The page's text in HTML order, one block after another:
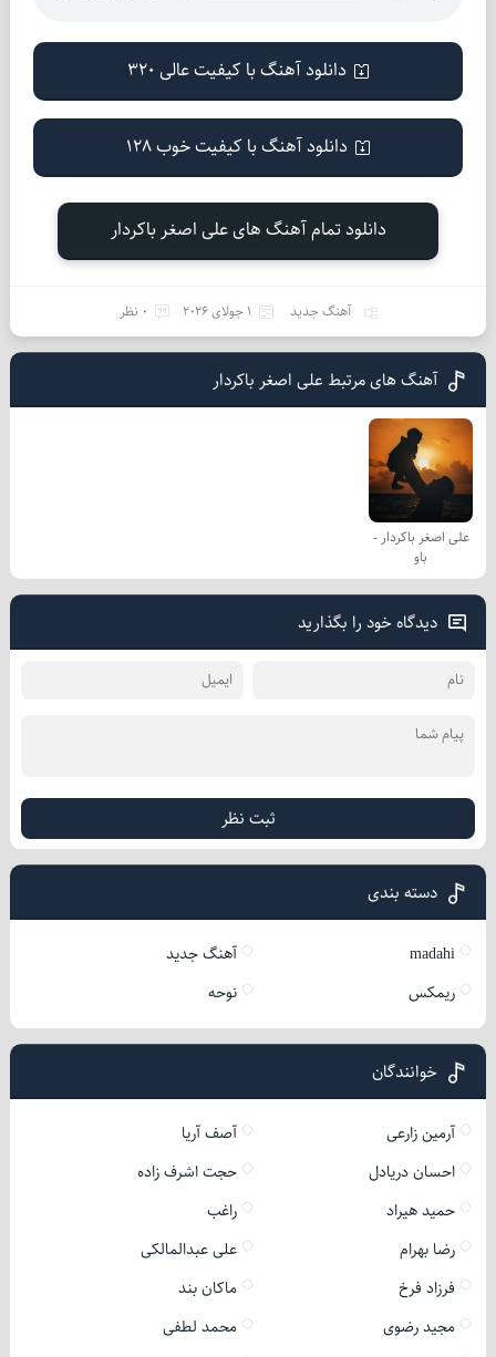
دانلود آهنگ با کیفیت عالی 320
دانلود آهنگ با کیفیت خوب 128
دانلود تمام آهنگ های علی اصغر باکردار
آهنگ جدید 1 جولای 2026 0 نظر
آهنگ های مرتبط علی اصغر باکردار
علی اصغر باکردار -
باو
دیدگاه خود را بگذارید
ثبت نظر
دسته بندی
madahi
آهنگ جدید
ریمکس
نوحه
خوانندگان
آرمین زارعی
آصف آریا
احسان دریادل
حجت اشرف زاده
حمید هیراد
راغب
رضا بهرام
علی عبدالمالکی
فرزاد فرخ
ماکان بند
مجید رضوی
محمد لطفی